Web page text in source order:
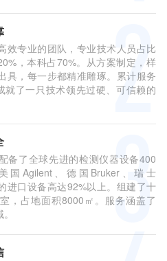
效专业的团队，专业技术人员占比
，本科占70%。从方案制定，样
具，每一步都精准雕琢。累计服务
就了一只技术领先过硬、可信赖的
备了全球先进的检测仪器设备400
国Agilent、德国Bruker、瑞士
进口设备高达92%以上。组建了十
，占地面积8000㎡。服务涵盖了